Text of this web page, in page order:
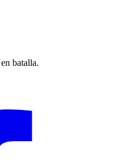
batalla.